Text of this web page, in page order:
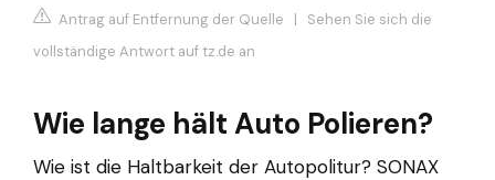
Antrag auf Entfernung der Quelle | Sehen Sie sich die
vollständige Antwort auf tz.de an
Wie lange hält Auto Polieren?
Wie ist die Haltbarkeit der Autopolitur? SONAX